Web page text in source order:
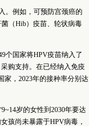
。例如，可预防宫颈癌的
（Hib）疫苗、轮状病毒
个国家将HPV疫苗纳入了
购支持。在已经纳入免疫
家，2023年的接种率分别达
岁的女性到2030年要达
孩尚未暴露于HPV病毒，